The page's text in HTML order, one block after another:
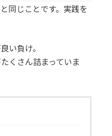
同じことです。実践を
い負け。
くさん詰まっていま